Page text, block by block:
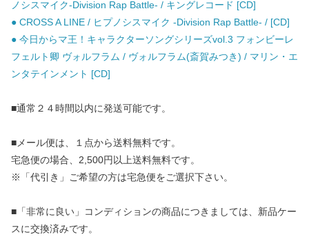
ノシスマイク-Division Rap Battle- / キングレコード [CD]
● CROSS A LINE / ヒプノシスマイク -Division Rap Battle- / [CD]
● 今日からマ王！キャラクターソングシリーズvol.3 フォンビーレ
フェルト卿 ヴォルフラム / ヴォルフラム(斎賀みつき) / マリン・エ
ンタテインメント [CD]
■通常２４時間以内に発送可能です。
■メール便は、１点から送料無料です。
宅急便の場合、2,500円以上送料無料です。
※「代引き」ご希望の方は宅急便をご選択下さい。
■「非常に良い」コンディションの商品につきましては、新品ケー
スに交換済みです。